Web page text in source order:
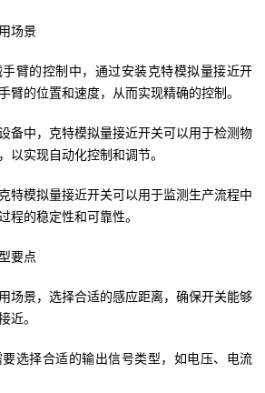
场景
臂的控制中，通过安装克特模拟量接近开
臂的位置和速度，从而实现精确的控制。
备中，克特模拟量接近开关可以用于检测物
以实现自动化控制和调节。
特模拟量接近开关可以用于监测生产流程中
程的稳定性和可靠性。
要点
场景，选择合适的感应距离，确保开关能够
近。
选择合适的输出信号类型，如电压、电流